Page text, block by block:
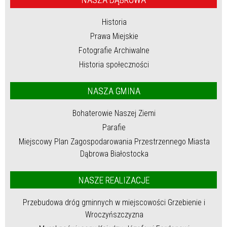
Historia
Prawa Miejskie
Fotografie Archiwalne
Historia społeczności
NASZA GMINA
Bohaterowie Naszej Ziemi
Parafie
Miejscowy Plan Zagospodarowania Przestrzennego Miasta
Dąbrowa Białostocka
NASZE REALIZACJE
Przebudowa dróg gminnych w miejscowości Grzebienie i
Wroczyńszczyzna